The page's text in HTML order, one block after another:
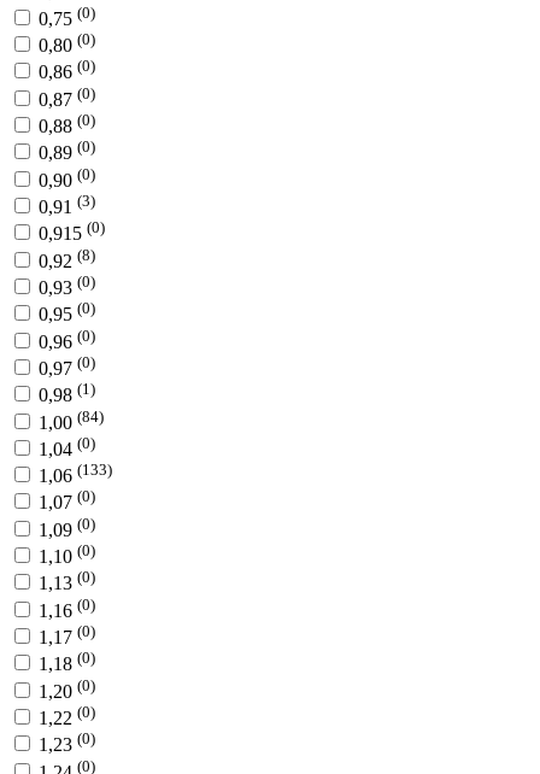
0,75 (0)
0,80 (0)
0,86 (0)
0,87 (0)
0,88 (0)
0,89 (0)
0,90 (0)
0,91 (3)
0,915 (0)
0,92 (8)
0,93 (0)
0,95 (0)
0,96 (0)
0,97 (0)
0,98 (1)
1,00 (84)
1,04 (0)
1,06 (133)
1,07 (0)
1,09 (0)
1,10 (0)
1,13 (0)
1,16 (0)
1,17 (0)
1,18 (0)
1,20 (0)
1,22 (0)
1,23 (0)
(0)